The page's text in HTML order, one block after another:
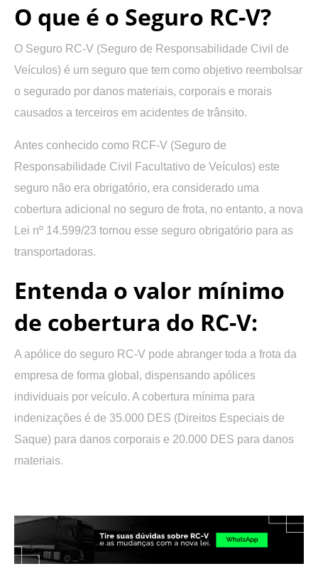
O que é o Seguro RC-V?
O Seguro RC-V (Seguro de Responsabilidade Civil de
Veículos) é um seguro que tem como objetivo reembolsar
o segurado por danos materiais, corporais e morais
causados a terceiros em acidentes de trânsito.
Antes conhecido como RCF-V (Seguro de
Responsabilidade Civil Facultativo de Veículos) este
seguro não era obrigatório, era considerado uma
cobertura adicional no seguro de frota, no entanto, a nova
Lei nº 14.599/23 tornou esse seguro obrigatório para as
transportadoras.
Entenda o valor mínimo
de cobertura do RC-V:
A apólice do seguro RC-V pode abranger toda a frota da
empresa de forma global, dispensando apólices
individuais por veículo. A cobertura mínima para
indenizações é de 35.000 DES (Direitos Especiais de
Saque) para danos corporais e 20.000 DES para danos
materiais.